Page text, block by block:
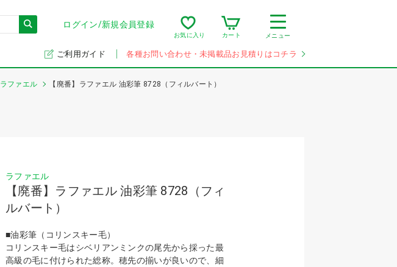
ログイン/新規会員登録
お気に入り カート メニュー
ご利用ガイド 各種お問い合わせ・未掲載品お見積りはコチラ
ラファエル 【廃番】ラファエル 油彩筆 8728（フィルバート）
ラファエル
【廃番】ラファエル 油彩筆 8728（フィ
ルバート）
■油彩筆（コリンスキー毛）
コリンスキー毛はシベリアンミンクの尾先から採った最
高級の毛に付けられた総称。穂先の揃いが良いので、細